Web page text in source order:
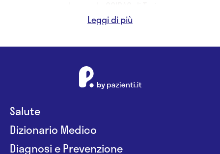
- Master in Psicologia dell'emergenza e di
- Psicodrammatista analitico junghiano
- Formazione continua in psicoterapia
Salute
Dizionario Medico
Diagnosi e Prevenzione